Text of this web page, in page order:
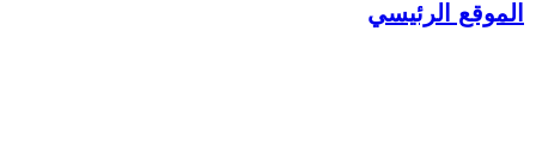
الموقع الرئيسي